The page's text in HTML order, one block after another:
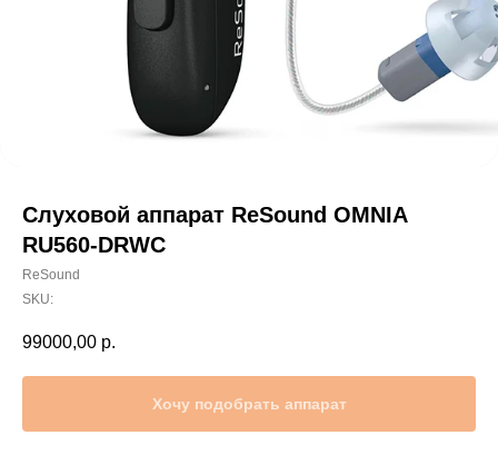
Слуховой аппарат ReSound OMNIA
RU560-DRWC
ReSound
SKU:
99000,00 р.
Хочу подобрать аппарат